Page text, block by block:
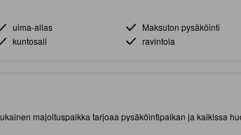
uima-allas Maksuton pysäköinti
kuntosali ravintola
majoituspaikka tarjoaa pysäköintipaikan ja kaikissa
paikalla (Blok M, Jakarta) lyhyen matkan päässä